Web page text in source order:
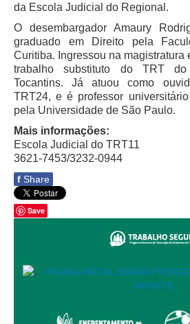
Comitê de Equidade de Raça,
Comitê PopRuaJud
Comissão de Justiça Itinerante
Comissão Permanente de
Automação e IA
Governança
Governança de TI
Governança das Contratações
Rede de Governança Colaborativa
Gestão de Riscos
Assessoria de Governança de
Sites Institucionais
da Escola Judicial do Regional.
O desembargador Amaury
graduado em Direito pela
Curitiba. Ingressou na magistratura
trabalho substituto do TRT
Tocantins. Já atuou como
TRT24, e é professor
pela Universidade de São Paulo.
Mais informações:
Escola Judicial do TRT11
3621-7453/3232-0944
f Share
Save